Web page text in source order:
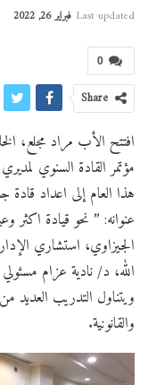
Last updated فبراير 26, 2022
0
Share
افتتح الأب مراد مجلع،
مؤتمر القادة السنوي
هذا العام إلى اعداد قادة
عنوانه: ” نحو قيادة اكثر
الجيزاوي، استشاري
الله، د/ نادية عزام مسئولي
ويتناول التدريب العديد من
والقانونية.